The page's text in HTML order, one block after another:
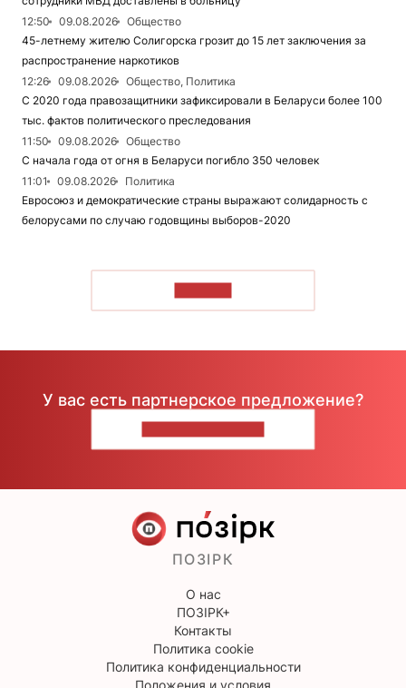
12:50
09.08.2026
Общество
45-летнему жителю Солигорска грозит до 15 лет заключения за
распространение наркотиков
12:26
09.08.2026
Общество, Политика
С 2020 года правозащитники зафиксировали в Беларуси более 100
тыс. фактов политического преследования
11:50
09.08.2026
Общество
С начала года от огня в Беларуси погибло 350 человек
11:01
09.08.2026
Политика
Евросоюз и демократические страны выражают солидарность с
белорусами по случаю годовщины выборов-2020
У вас есть партнерское предложение?
ПОЗІРК
О нас
ПОЗІРК+
Контакты
Политика cookie
Политика конфиденциальности
Положения и условия